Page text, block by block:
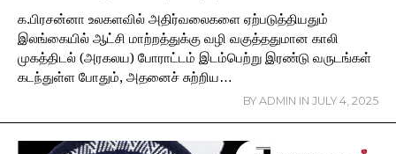
க.பிரசன்னா உலகளவில் அதிர்வலைகளை ஏற்படுத்தியதும்
இலங்கையில் ஆட்சி மாற்றத்துக்கு வழி வகுத்ததுமான காலி
முகத்திடல் (அரகலய) போராட்டம் இடம்பெற்று இரண்டு வருடங்கள்
கடந்துள்ள போதும், அதனைச் சுற்றிய…
BY ADMIN IN JULY 4, 2025